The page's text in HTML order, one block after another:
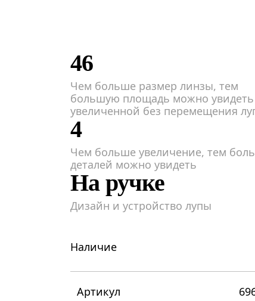
46
Чем больше размер линзы, тем
большую площадь можно увидеть
увеличенной без перемещения
4
Чем больше увеличение, тем
деталей можно увидеть
На ручке
Дизайн и устройство лупы
Наличие
Артикул